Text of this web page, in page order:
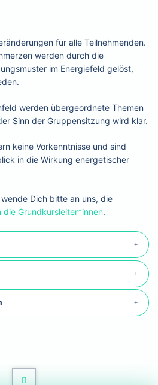
für alle Teilnehmenden.
werden durch die
im Energiefeld gelöst,
werden übergeordnete Themen
Sinn der Gruppensitzung wird klar.
keine Vorkenntnisse und sind
in die Wirkung energetischer
Dich bitte an uns, die
Grundkursleiter*innen.